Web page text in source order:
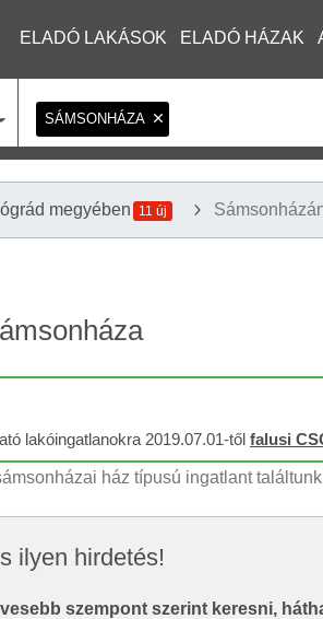
ELADÓ LAKÁSOK ELADÓ HÁZAK
SÁMSONHÁZA
megyében 11 új
lakóingatlanokra 2019.07.01-től falusi
ház típusú ingatlant találtunk
ilyen hirdetés!
szempont szerint keresni,